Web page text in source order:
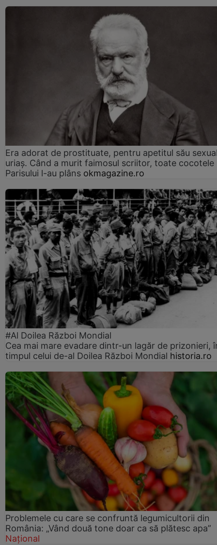
Era adorat de prostituate, pentru apetitul său
uriaș. Când a murit faimosul scriitor, toate cocotele
Parisului l-au plâns okmagazine.ro
#Al Doilea Război Mondial
Cea mai mare evadare dintr-un lagăr de prizonieri,
timpul celui de-al Doilea Război Mondial historia.ro
Problemele cu care se confruntă legumicultorii din
România: „Vând două tone doar ca să plătesc apa”
Național